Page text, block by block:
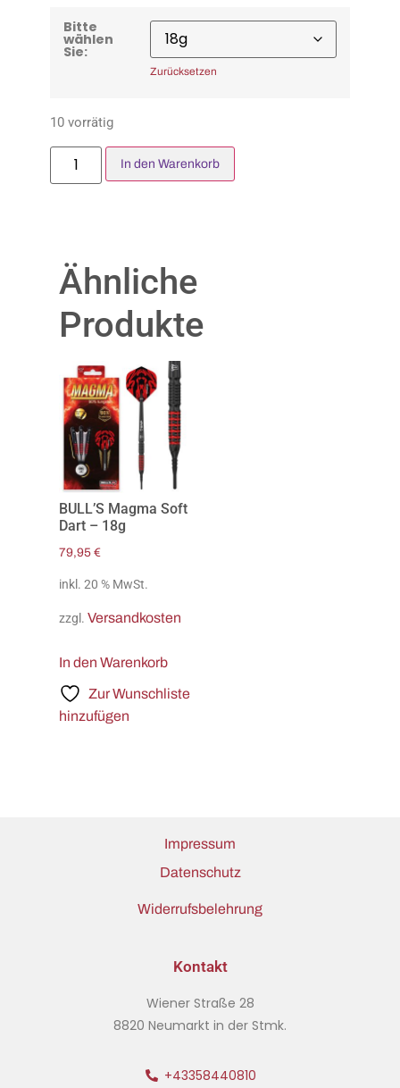
Bitte
wählen
Sie:
Zurücksetzen
10 vorrätig
In den Warenkorb
Ähnliche
Produkte
BULL’S Magma Soft
Dart – 18g
79,95 €
inkl. 20 % MwSt.
zzgl. Versandkosten
In den Warenkorb
Zur Wunschliste
hinzufügen
Impressum
Datenschutz
Widerrufsbelehrung
Kontakt
Wiener Straße 28
8820 Neumarkt in der Stmk.
+43358440810